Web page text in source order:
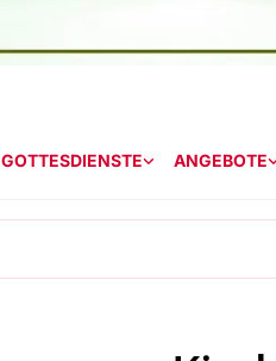
GOTTESDIENSTE ANGEBOTE